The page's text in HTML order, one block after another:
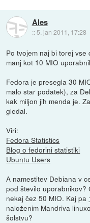
Ales
:: 5. jan 2011, 17:28
Po tvojem naj bi torej
manj kot 10 MIO
Fedora je presegla 30
malo star podatek), za
kak miljon jih menda je.
gledal.
Viri:
Fedora Statistics
Blog o fedorini statistiki
Ubuntu Users
A namestitev Debiana v
pod število uporabnikov?
nekaj čez 50 MIO. Kaj pa
naloženim Mandriva
šolstvu?